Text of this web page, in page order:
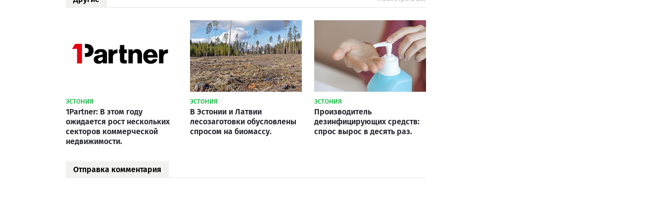
ЭСТОНИЯ
1Partner: В этом году
ожидается рост нескольких
секторов коммерческой
недвижимости.
ЭСТОНИЯ
В Эстонии и Латвии
лесозаготовки обусловлены
спросом на биомассу.
ЭСТОНИЯ
Производитель
дезинфицирующих средств:
спрос вырос в десять раз.
Отправка комментария